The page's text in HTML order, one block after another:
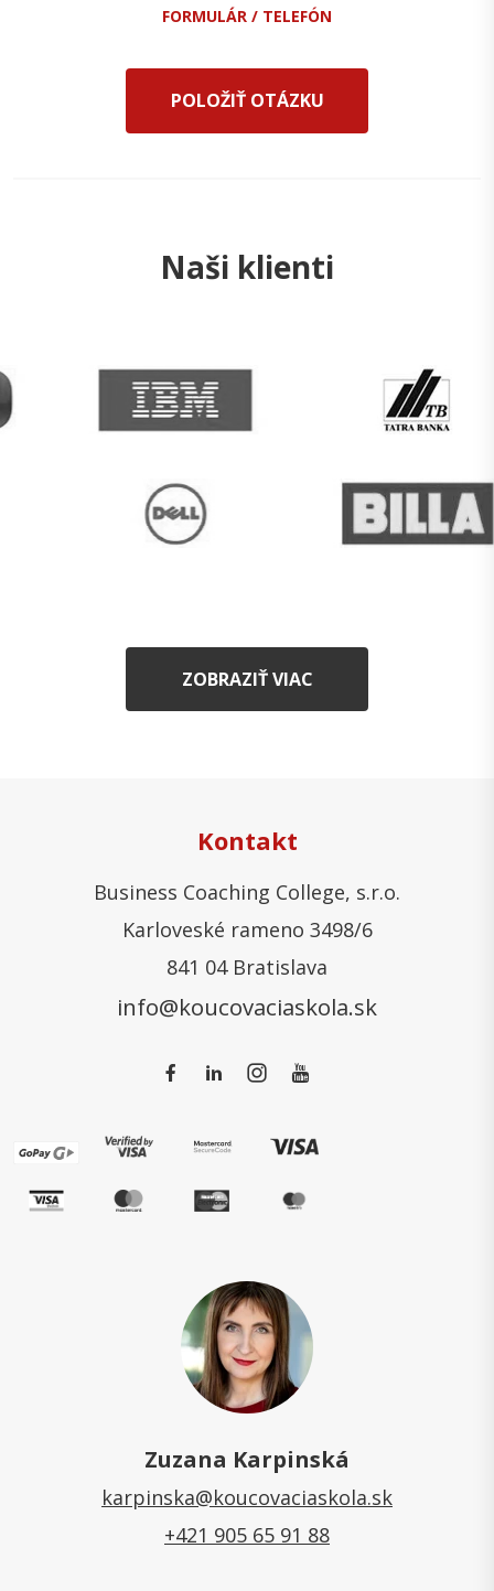
FORMULÁR / TELEFÓN
POLOŽIŤ OTÁZKU
Naši klienti
ZOBRAZIŤ VIAC
Kontakt
Business Coaching College, s.r.o.
Karloveské rameno 3498/6
841 04 Bratislava
info@koucovaciaskola.sk
Zuzana Karpinská
karpinska@koucovaciaskola.sk
+421 905 65 91 88